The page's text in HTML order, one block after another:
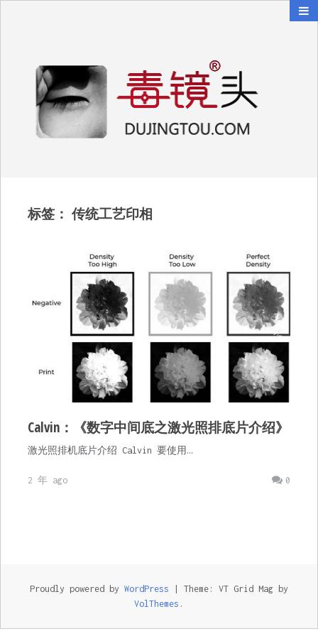
标签： 传统工艺印相
Calvin：《数字中间底之激光照排底片介绍》
激光照排机底片介绍 Calvin 要使用…
0
2 年 ago
Proudly powered by WordPress
Theme: VT Grid Mag by
VolThemes .